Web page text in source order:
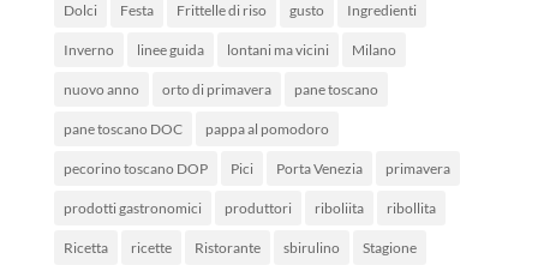
Dolci Festa Frittelle di riso gusto Ingredienti
Inverno linee guida lontani ma vicini Milano
nuovo anno orto di primavera pane toscano
pane toscano DOC pappa al pomodoro
pecorino toscano DOP Pici Porta Venezia primavera
prodotti gastronomici produttori riboliita ribollita
Ricetta ricette Ristorante sbirulino Stagione